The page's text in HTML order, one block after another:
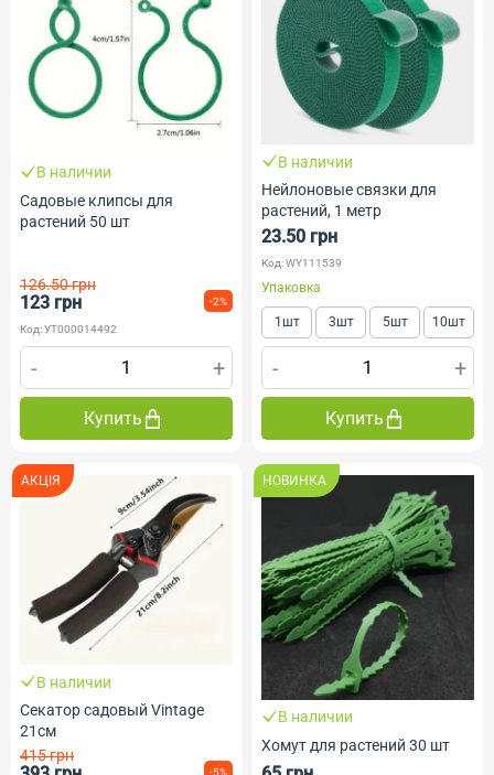
В наличии
Садовые клипсы для
растений 50 шт
126.50 грн
123 грн -2%
Код: УТ000014492
- +
Купить
В наличии
Нейлоновые связки для
растений, 1 метр
23.50 грн
Код: WY111539
Упаковка
1шт 3шт 5шт 10шт
- +
Купить
АКЦІЯ
В наличии
Секатор садовый Vintage
21см
415 грн
-5%
НОВИНКА
В наличии
Хомут для растений 30 шт